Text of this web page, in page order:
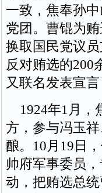
一致，焦奉孙
党团。曹锟为
换取国民党议
反对贿选的200
又联名发表宣言
1924年1月，
方，参与冯玉
酿。10月19日
帅府军事委员
动，把贿选总